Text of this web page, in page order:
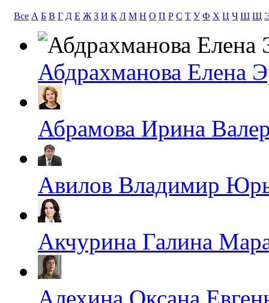
Все А Б В Г Д Е Ж З И К Л М Н О П Р С Т У Ф Х Ц Ч Ш Щ
Абдрахманова Елена
Абрамова Ирина
Авилов Владимир
Акчурина Галина
Алехина Оксана